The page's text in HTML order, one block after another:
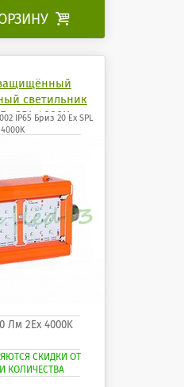

светильник
SPL 4000K
IP65 Бриз 20 Ех SPL
4000K
Лм 2Ех 4000K
СКИДКИ ОТ
КОЛИЧЕСТВА